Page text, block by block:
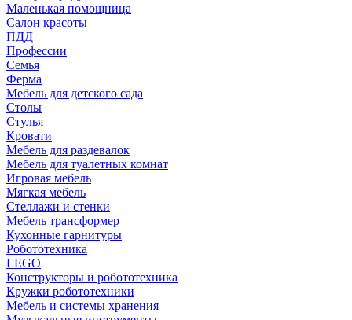
Маленькая помощница
Салон красоты
ПДД
Профессии
Семья
Ферма
Мебель для детского сада
Столы
Cтулья
Кровати
Мебель для раздевалок
Мебель для туалетных комнат
Игровая мебель
Мягкая мебель
Стеллажи и стенки
Мебель трансформер
Кухонные гарнитуры
Робототехника
LEGO
Конструкторы и робототехника
Кружки робототехники
Мебель и системы хранения